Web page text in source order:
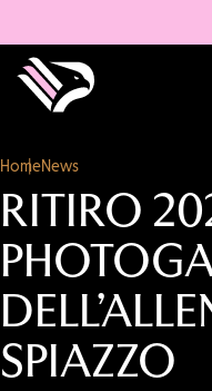
HomeNews
RITIRO
SPIAZZO